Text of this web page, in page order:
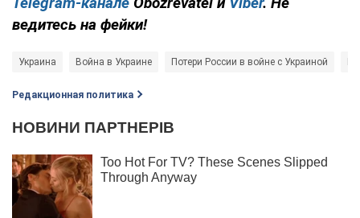
ведитесь на фейки!
Украина Война в Украине Потери России в войне с Украиной
Редакционная политика